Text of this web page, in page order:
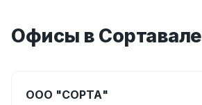
Офисы в Сортавале
ООО "СОРТА"